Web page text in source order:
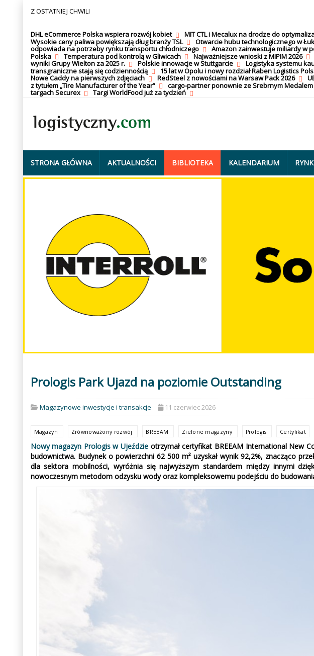
Z OSTATNIEJ CHWILI
DHL eCommerce Polska wspiera rozwój kobiet MIT CTL i Mecalux na drodze do
Wysokie ceny paliwa powiększają dług branży TSL
Otwarcie hubu technologicznego w
odpowiada na potrzeby rynku transportu chłodniczego
Amazon zainwestuje miliardy w
Polska
Temperatura pod kontrolą w Gliwicach Najważniejsze wnioski z MIPIM 2026
wyniki Grupy Wielton za 2025 r.
Polskie innowacje w Stuttgarcie Logistyka systemu
transgraniczne stają się codziennością
15 lat w Opolu i nowy rozdział Raben Logistics
Nowe Caddy na pierwszych zdjęciach
RedSteel z nowościami na Warsaw Pack 2026
z tytułem „Tire Manufacturer of the Year”
cargo-partner ponownie ze Srebrnym Medalem
targach Securex
Targi WorldFood już za tydzień
STRONA GŁÓWNA AKTUALNOŚCI BIBLIOTEKA KALENDARIUM
Prologis Park Ujazd na poziomie Outstanding
Magazynowe inwestycje i transakcje 11 czerwiec 2026
Magazyn Zrównoważony rozwój BREEAM Zielone magazyny Prologis Certyfikat
Nowy magazyn Prologis w Ujeździe otrzymał certyfikat BREEAM International New
budownictwa. Budynek o powierzchni 62 500 m² uzyskał wynik 92,2%, znacząco
dla sektora mobilności, wyróżnia się najwyższym standardem między innymi
nowoczesnym metodom odzysku wody oraz kompleksowemu podejściu do